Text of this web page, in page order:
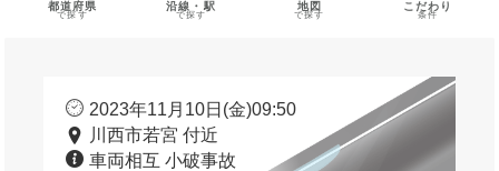
都道府県
で探す
沿線・駅
で探す
地図
で探す
こだわり
条件
2023年11月10日(金)09:50
川西市若宮 付近
車両相互 小破事故